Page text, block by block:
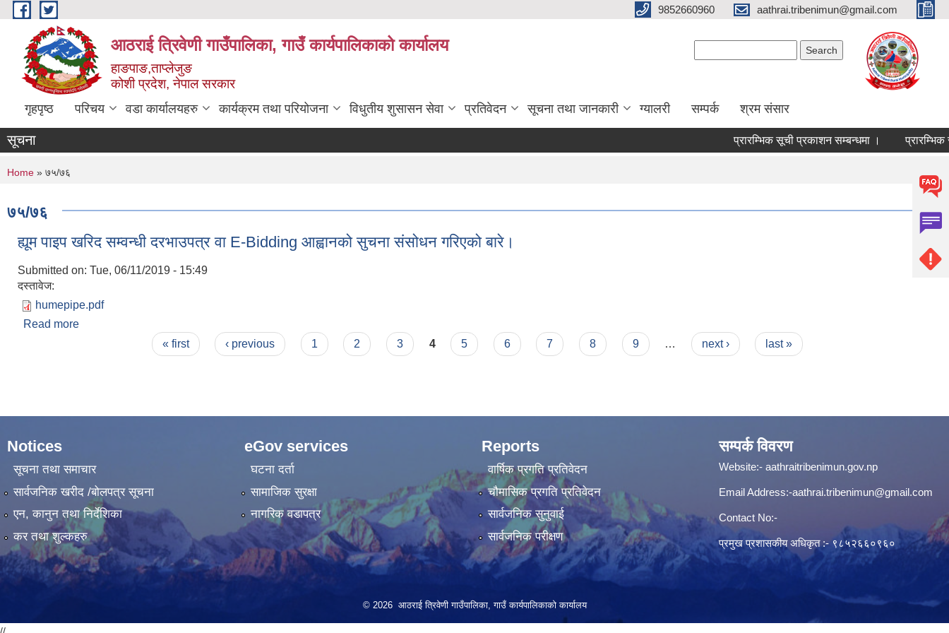
Skip to main content 9852660960 aathrai.tribenimun@gmail.com
आठराई त्रिवेणी गाउँपालिका, गाउँ कार्यपालिकाको कार्यालय
हाङपाङ,ताप्लेजुङ
कोशी प्रदेश, नेपाल सरकार
गृहपृष्ठ परिचय वडा कार्यालयहरु कार्यक्रम तथा परियोजना विधुतीय शुसासन सेवा प्रतिवेदन सूचना तथा जानकारी ग्यालरी सम्पर्क श्रम संसार
सूचना प्रारम्भिक सूची प्रकाशन सम्बन्धमा । प्रारम्भिक
You are here
Home » ७५/७६
७५/७६
ह्यूम पाइप खरिद सम्वन्धी दरभाउपत्र वा E-Bidding आह्वानको सुचना संसोधन गरिएको बारे।
Submitted on: Tue, 06/11/2019 - 15:49
दस्तावेज:
humepipe.pdf
Read more
« first ‹ previous 1 2 3 4 5 6 7 8 9 … next › last »
Notices
सूचना तथा समाचार
सार्वजनिक खरीद /बोलपत्र सूचना
एन, कानुन तथा निर्देशिका
कर तथा शुल्कहरु
eGov services
घटना दर्ता
सामाजिक सुरक्षा
नागरिक वडापत्र
Reports
वार्षिक प्रगति प्रतिवेदन
चौमासिक प्रगति प्रतिवेदन
सार्वजनिक सुनुवाई
सार्वजनिक परीक्षण
सम्पर्क विवरण
Website:- aathraitribenimun.gov.np
Email Address:-aathrai.tribenimun@gmail.com
Contact No:-
प्रमुख प्रशासकीय अधिकृत :- ९८५२६६०९६०
© 2026 आठराई त्रिवेणी गाउँपालिका, गाउँ कार्यपालिकाको कार्यालय